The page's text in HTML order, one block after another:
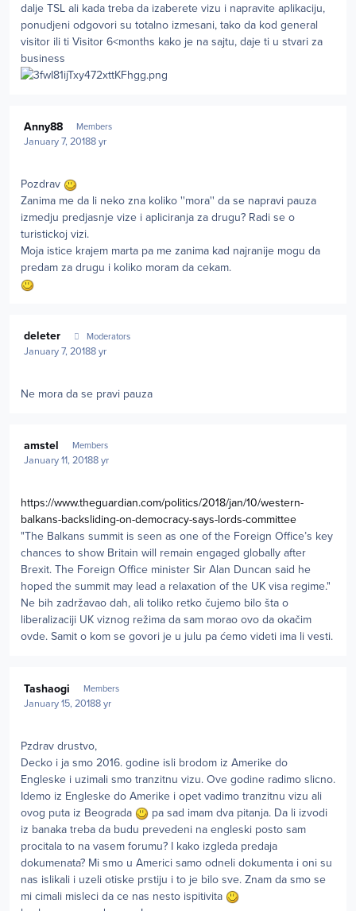
dalje TSL ali kada treba da izaberete vizu i napravite aplikaciju,
ponudjeni odgovori su totalno izmesani, tako da kod general
visitor ili ti Visitor 6<months kako je na sajtu, daje ti u stvari za
business
Anny88 Members
January 7, 20188 yr
Pozdrav
Zanima me da li neko zna koliko ''mora'' da se napravi pauza
izmedju predjasnje vize i apliciranja za drugu? Radi se o
turistickoj vizi.
Moja istice krajem marta pa me zanima kad najranije mogu da
predam za drugu i koliko moram da cekam.
deleter Moderators
January 7, 20188 yr
Ne mora da se pravi pauza
amstel Members
January 11, 20188 yr
https://www.theguardian.com/politics/2018/jan/10/western-
balkans-backsliding-on-democracy-says-lords-committee
"The Balkans summit is seen as one of the Foreign Office’s key
chances to show Britain will remain engaged globally after
Brexit. The Foreign Office minister Sir Alan Duncan said he
hoped the summit may lead a relaxation of the UK visa regime."
Ne bih zadržavao dah, ali toliko retko čujemo bilo šta o
liberalizaciji UK viznog režima da sam morao ovo da okačim
ovde. Samit o kom se govori je u julu pa ćemo videti ima li vesti.
Tashaogi Members
January 15, 20188 yr
Pzdrav drustvo,
Decko i ja smo 2016. godine isli brodom iz Amerike do
Engleske i uzimali smo tranzitnu vizu. Ove godine radimo slicno.
Idemo iz Engleske do Amerike i opet vadimo tranzitnu vizu ali
ovog puta iz Beograda
pa sad imam dva pitanja. Da li izvodi
iz banaka treba da budu prevedeni na engleski posto sam
procitala to na vasem forumu? I kako izgleda predaja
dokumenata? Mi smo u Americi samo odneli dokumenta i oni su
nas islikali i uzeli otiske prstiju i to je bilo sve. Znam da smo se
mi cimali misleci da ce nas nesto ispitivita